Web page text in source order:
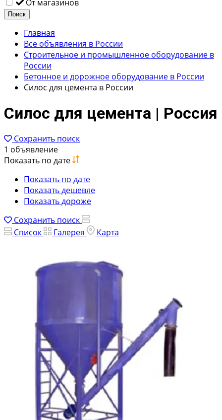
От магазинов
Поиск
Главная
Все объявления в России
Строительное и промышленное оборудование в
России
Бетонное и дорожное оборудование в России
Силос для цемента в России
Силос для цемента | Россия
Сохранить поиск
1 объявление
Показать по дате
Показать по дате
Показать дешевле
Показать дороже
Сохранить поиск
Список
Галерея Карта